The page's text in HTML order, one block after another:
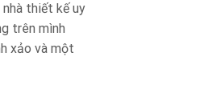
thiết kế uy
trên mình
xảo và một